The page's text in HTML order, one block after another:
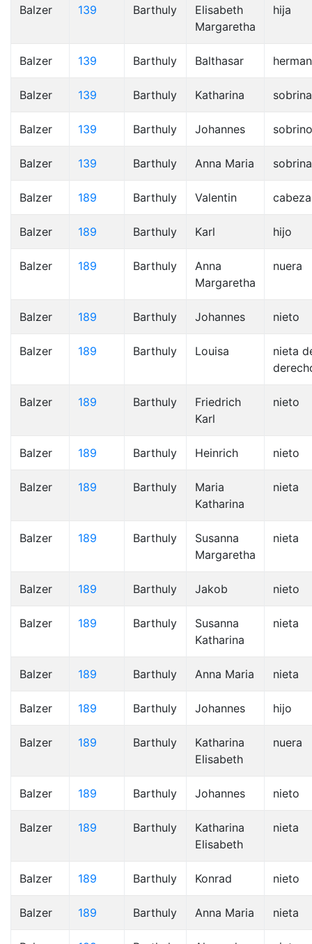
Balzer 139 Barthuly
Elisabeth
Margaretha
hija
Balzer 139 Barthuly Balthasar
Balzer 139 Barthuly Katharina sobrina
Balzer 139 Barthuly Johannes sobrino
Balzer 139 Barthuly Anna Maria sobrina
Balzer 189 Barthuly Valentin cabeza
Balzer 189 Barthuly Karl hijo
Balzer 189 Barthuly
Anna
Margaretha
nuera
Balzer 189 Barthuly Johannes nieto
Balzer 189 Barthuly Louisa
nieta
Balzer 189 Barthuly
Friedrich
Karl
nieto
Balzer 189 Barthuly Heinrich nieto
Balzer 189 Barthuly
Maria
Katharina
nieta
Balzer 189 Barthuly
Susanna
Margaretha
nieta
Balzer 189 Barthuly Jakob nieto
Balzer 189 Barthuly
Susanna
Katharina
nieta
Balzer 189 Barthuly Anna Maria nieta
Balzer 189 Barthuly Johannes hijo
Balzer 189 Barthuly
Katharina
Elisabeth
nuera
Balzer 189 Barthuly Johannes nieto
Balzer 189 Barthuly
Katharina
Elisabeth
nieta
Balzer 189 Barthuly Konrad nieto
Balzer 189 Barthuly Anna Maria nieta